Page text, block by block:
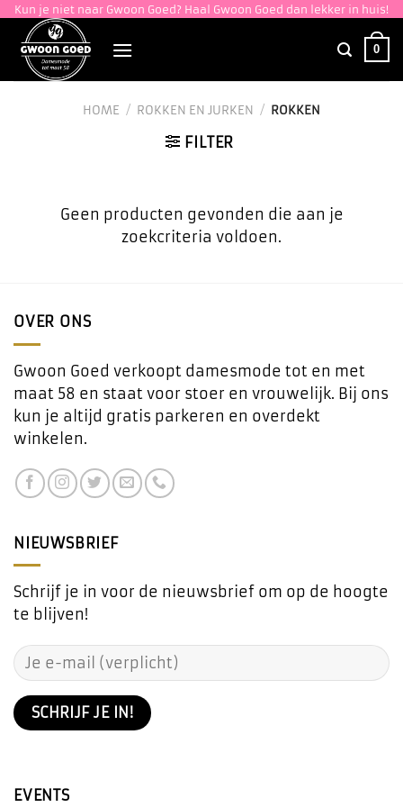
Ga
naar
inhoud
Kun je niet naar Gwoon Goed? Haal Gwoon Goed dan lekker in huis!
0
HOME / ROKKEN EN JURKEN / ROKKEN
FILTER
Geen producten gevonden die aan je
zoekcriteria voldoen.
OVER ONS
Gwoon Goed verkoopt damesmode tot en met
maat 58 en staat voor stoer en vrouwelijk. Bij ons
kun je altijd gratis parkeren en overdekt
winkelen.
NIEUWSBRIEF
Schrijf je in voor de nieuwsbrief om op de hoogte
te blijven!
EVENTS